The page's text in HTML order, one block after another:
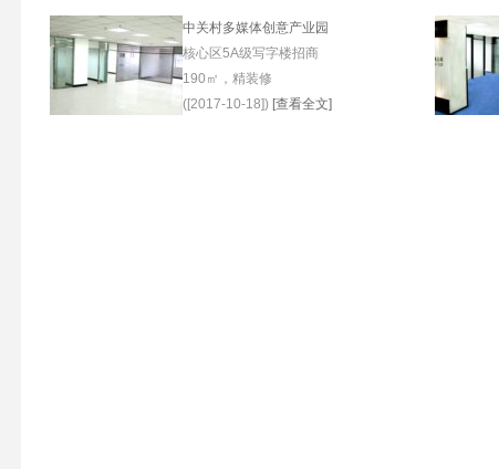
中关村多媒体创意产业园
核心区5A级写字楼招商
190㎡，精装修
([2017-10-18]) [查看全文]